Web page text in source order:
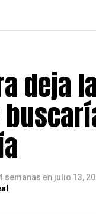
deja
semanas en julio 13,